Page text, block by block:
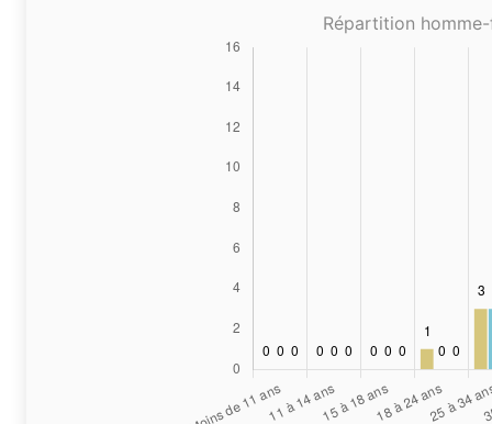
Répartition